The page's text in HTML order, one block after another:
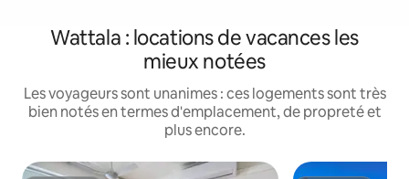
Wattala : locations de vacances les
mieux notées
Les voyageurs sont unanimes : ces logements sont très
bien notés en termes d'emplacement, de propreté et
plus encore.